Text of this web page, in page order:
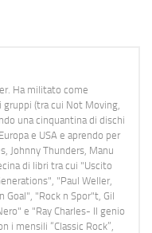
Ha militato come
(tra cui Not Moving,
una cinquantina di dischi
e USA e aprendo per
Johnny Thunders, Manu
di libri tra cui "Uscito
"Paul Weller,
Goal", "Rock n Spor"t, Gil
e "Ray Charles- Il genio
i mensili “Classic Rock”,